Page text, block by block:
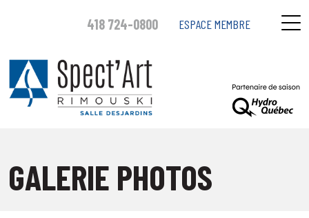
418 724-0800 ESPACE MEMBRE
GALERIE PHOTOS